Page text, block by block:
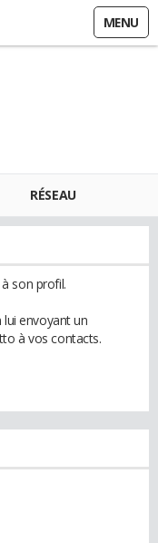
MENU
RÉSEAU
son profil.
lui envoyant un
à vos contacts.